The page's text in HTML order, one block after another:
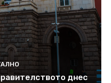
днес